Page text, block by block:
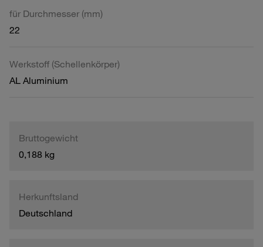
für Durchmesser (mm)
22
Werkstoff (Schellenkörper)
AL Aluminium
Bruttogewicht
0,188 kg
Herkunftsland
Deutschland